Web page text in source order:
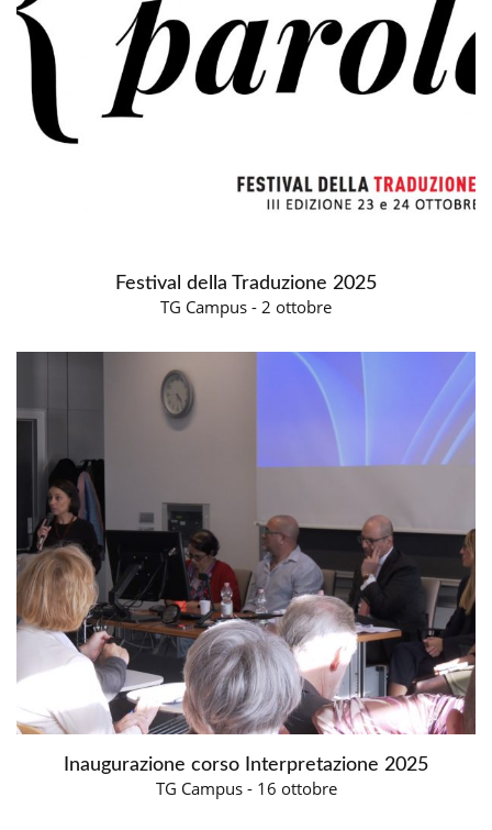
Festival della Traduzione 2025
TG Campus - 2 ottobre
Inaugurazione corso Interpretazione 2025
TG Campus - 16 ottobre